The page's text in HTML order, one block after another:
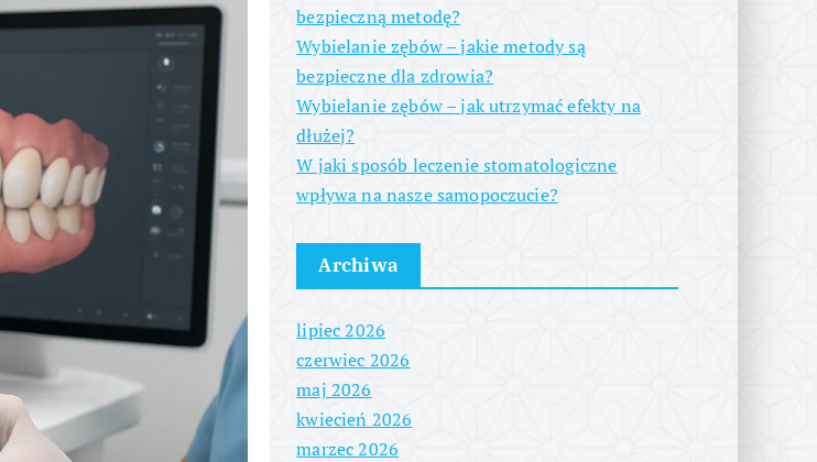
bezpieczną metodę?
Wybielanie zębów – jakie metody są
bezpieczne dla zdrowia?
Wybielanie zębów – jak utrzymać efekty na
dłużej?
W jaki sposób leczenie stomatologiczne
wpływa na nasze samopoczucie?
Archiwa
lipiec 2026
czerwiec 2026
maj 2026
kwiecień 2026
marzec 2026